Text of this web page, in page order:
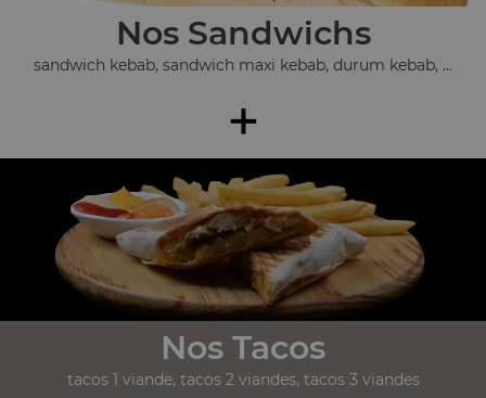
Nos Sandwichs
sandwich kebab, sandwich maxi kebab, durum kebab, ...
+
Nos Tacos
tacos 1 viande, tacos 2 viandes, tacos 3 viandes